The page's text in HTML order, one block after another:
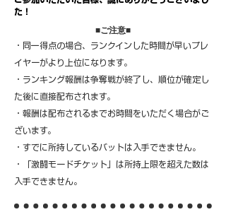
た！
​■ご注意■
・同一得点の場合、ランクインした時間が早いプレ
イヤーがより上位になります。
・ランキング報酬は争奪戦が終了し、順位が確定し
た後に直接配布されます。
・報酬は配布されるまでお時間をいただく場合がご
ざいます。
・すでに所持しているバットは入手できません。
・「激闘モードチケット」は所持上限を超えた数は
入手できません。